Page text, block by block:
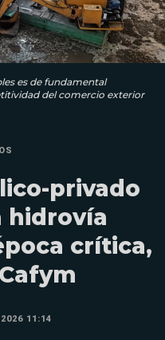
es de fundamental
del comercio exterior
privado
hidrovía
crítica,
11:14